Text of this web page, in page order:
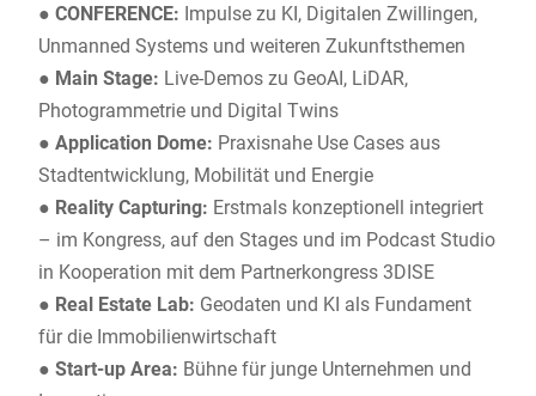
● CONFERENCE: Impulse zu KI, Digitalen Zwillingen,
Unmanned Systems und weiteren Zukunftsthemen
● Main Stage: Live-Demos zu GeoAI, LiDAR,
Photogrammetrie und Digital Twins
● Application Dome: Praxisnahe Use Cases aus
Stadtentwicklung, Mobilität und Energie
● Reality Capturing: Erstmals konzeptionell integriert
– im Kongress, auf den Stages und im Podcast Studio
in Kooperation mit dem Partnerkongress 3DISE
● Real Estate Lab: Geodaten und KI als Fundament
für die Immobilienwirtschaft
● Start-up Area: Bühne für junge Unternehmen und